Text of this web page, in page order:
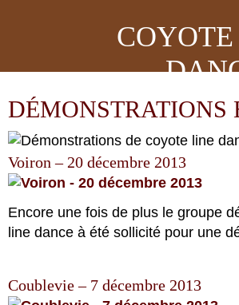
DÉMONSTRATIONS
Voiron – 20 décembre 2013
Encore une fois de plus le groupe
line dance à été sollicité pour une
Coublevie – 7 décembre 2013